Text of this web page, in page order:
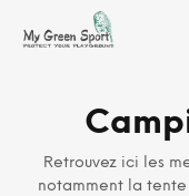
Retrouvez ici les
notamment la